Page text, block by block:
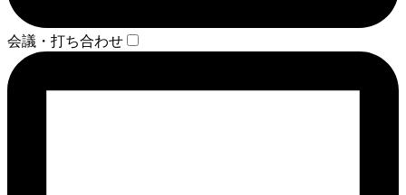
会議・打ち合わせ